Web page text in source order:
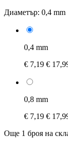
Диаметър: 0,4 mm
0,4 mm
€ 7,19 €
0,8 mm
€ 7,19 €
Още 1 броя на